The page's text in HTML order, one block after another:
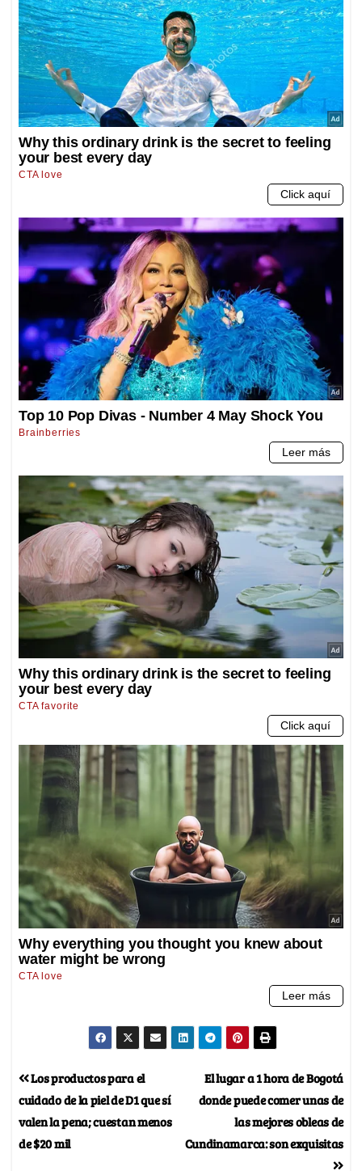
El lugar a 1 hora de Bogotá
donde puede comer unas de
las mejores obleas de
Cundinamarca: son exquisitas
Los productos para el
cuidado de la piel de D1 que sí
valen la pena; cuestan menos
de $20 mil